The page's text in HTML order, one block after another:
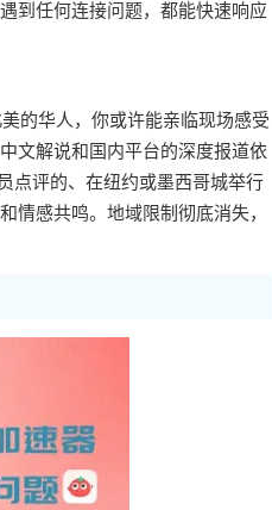
到任何连接问题，都能快速响应
的华人，你或许能亲临现场感受
文解说和国内平台的深度报道依
点评的、在纽约或墨西哥城举行
情感共鸣。地域限制彻底消失，